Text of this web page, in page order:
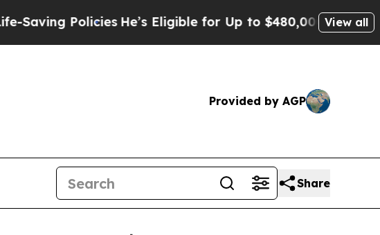
He’s Eligible for Up to $480,000 After Being WronglyView all
Provided by AGP
Share